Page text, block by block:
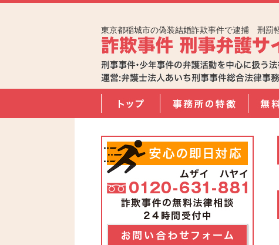
東京都稲城市の偽装結婚詐欺事件で逮捕 刑罰